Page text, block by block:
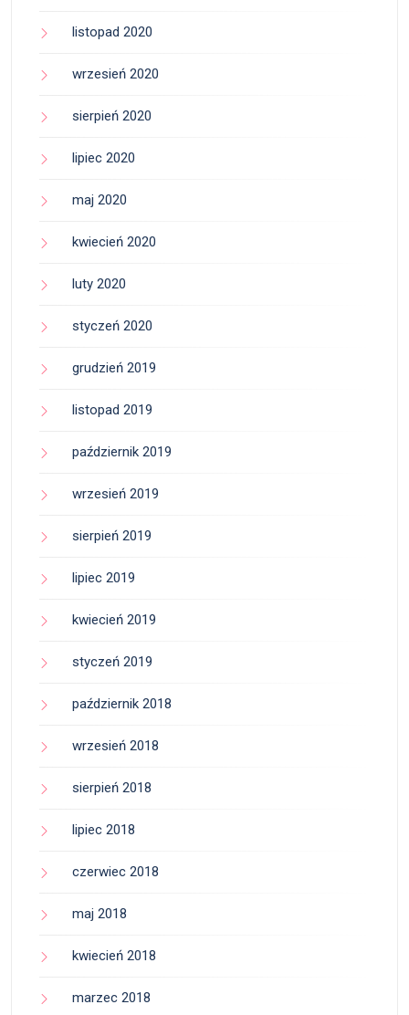
listopad 2020
wrzesień 2020
sierpień 2020
lipiec 2020
maj 2020
kwiecień 2020
luty 2020
styczeń 2020
grudzień 2019
listopad 2019
październik 2019
wrzesień 2019
sierpień 2019
lipiec 2019
kwiecień 2019
styczeń 2019
październik 2018
wrzesień 2018
sierpień 2018
lipiec 2018
czerwiec 2018
maj 2018
kwiecień 2018
marzec 2018